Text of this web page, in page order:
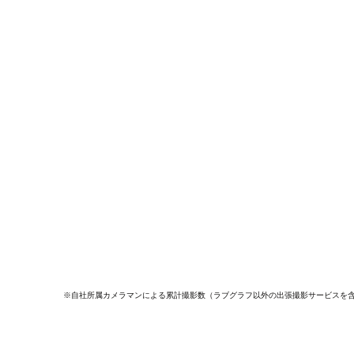
※自社所属カメラマンによる累計撮影数（ラブグラフ以外の出張撮影サービスを